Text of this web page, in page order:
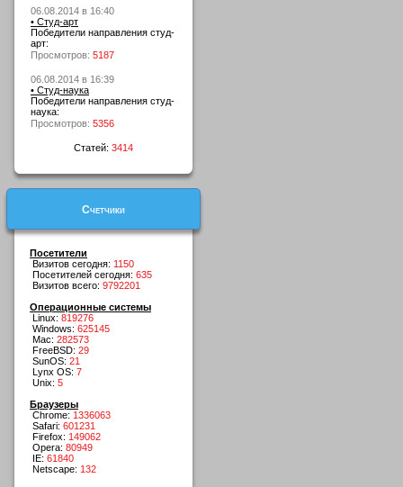
06.08.2014 в 16:40
• Студ-арт
Победители направления студ-
арт:
Просмотров: 5187
06.08.2014 в 16:39
• Студ-наука
Победители направления студ-
наука:
Просмотров: 5356
Статей: 3414
Счетчики
Посетители
Визитов сегодня: 1150
Посетителей сегодня: 635
Визитов всего: 9792201
Операционные системы
Linux: 819276
Windows: 625145
Mac: 282573
FreeBSD: 29
SunOS: 21
Lynx OS: 7
Unix: 5
Браузеры
Chrome: 1336063
Safari: 601231
Firefox: 149062
Opera: 80949
IE: 61840
Netscape: 132